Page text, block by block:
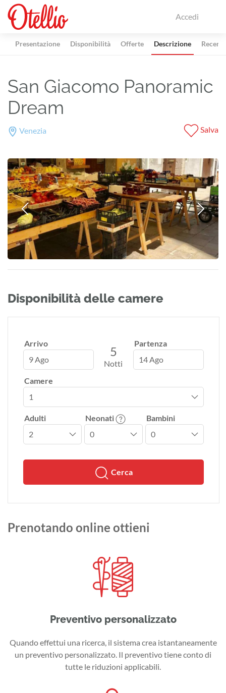
Accedi
Presentazione Disponibilità Offerte Descrizione
San Giacomo Panoramic
Dream
Venezia Salva
Disponibilità delle camere
Arrivo
9 Ago
5
Notti
Partenza
14 Ago
Camere
Adulti Neonati Bambini
Cerca
Prenotando online ottieni
Preventivo personalizzato
Quando effettui una ricerca, il sistema crea istantaneamente
un preventivo personalizzato. Il preventivo tiene conto di
tutte le riduzioni applicabili.